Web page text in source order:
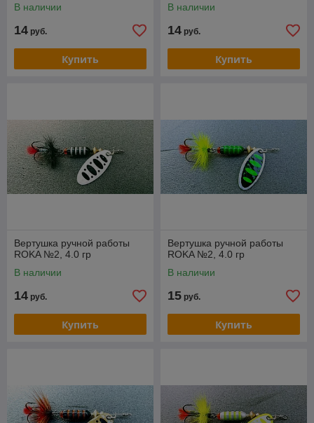
В наличии
14 руб.
Купить
В наличии
14 руб.
Купить
Вертушка ручной работы
ROKA №2, 4.0 гр
В наличии
14 руб.
Купить
Вертушка ручной работы
ROKA №2, 4.0 гр
В наличии
15 руб.
Купить